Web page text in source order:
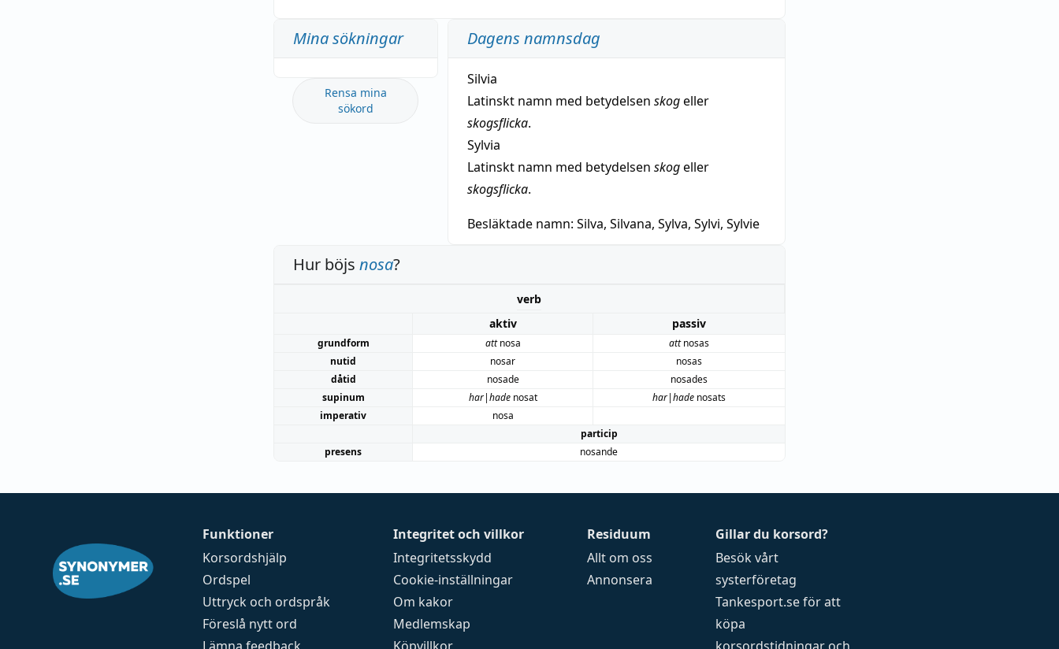
Mina sökningar
Rensa mina
sökord
Dagens namnsdag
Silvia
Latinskt namn med betydelsen skogeller
skogsflicka.
Sylvia
Latinskt namn med betydelsen skogeller
skogsflicka.
Besläktade namn: Silva, Silvana, Sylva, Sylvi, Sylvie
Hur böjs nosa?
verb
aktiv
passiv
grundform attnosa attnosas
nutid
nosar
nosas
dåtid
nosade
nosades
supinum
har|hadenosat har|hade nosats
imperativ
nosa
particip
presens
nosande
Funktioner
Korsordshjälp
Ordspel
Uttryck och ordspråk
Föreslå nytt ord
Integritet och villkor
Integritetsskydd
Cookie-inställningar
Om kakor
Medlemskap
Residuum
Allt om oss
Annonsera
Gillar du korsord?
Besök vårt
systerföretag
Tankesport.seför att
köpa